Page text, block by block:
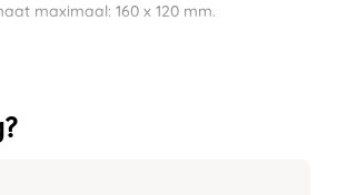
maximaal: 160 x 120 mm.